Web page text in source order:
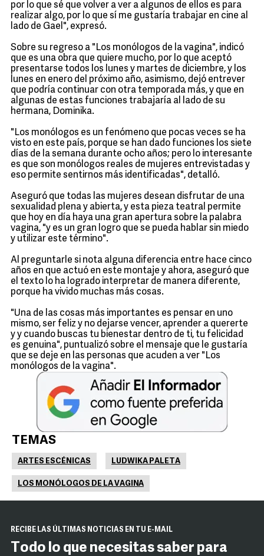
por lo que sé que volver a ver a algunos de ellos es para
realizar algo, por lo que sí me gustaría trabajar en cine al
lado de Gael", expresó.
Sobre su regreso a "Los monólogos de la vagina", indicó
que es una obra que quiere mucho, por lo que aceptó
presentarse todos los lunes y martes de diciembre, y los
lunes en enero del próximo año, asimismo, dejó entrever
que podría continuar con otra temporada más, y que en
algunas de estas funciones trabajaría al lado de su
hermana, Dominika.
"Los monólogos es un fenómeno que pocas veces se ha
visto en este país, porque se han dado funciones los siete
días de la semana durante ocho años; pero lo interesante
es que son monólogos reales de mujeres entrevistadas y
eso permite sentirnos más identificadas", detalló.
Aseguró que todas las mujeres desean disfrutar de una
sexualidad plena y abierta, y esta pieza teatral permite
que hoy en día haya una gran apertura sobre la palabra
vagina, "y es un gran logro que se pueda hablar sin miedo
y utilizar este término".
Al preguntarle si nota alguna diferencia entre hace cinco
años en que actuó en este montaje y ahora, aseguró que
el texto lo ha logrado interpretar de manera diferente,
porque ha vivido muchas más cosas.
"Una de las cosas más importantes es pensar en uno
mismo, ser feliz y no dejarse vencer, aprender a quererte
y y cuando buscas tu bienestar dentro de ti, tu felicidad
es genuina", puntualizó sobre el mensaje que le gustaría
que se deje en las personas que acuden a ver "Los
monólogos de la vagina".
TEMAS
ARTES ESCÉNICAS LUDWIKA PALETA
LOS MONÓLOGOS DE LA VAGINA
RECIBE LAS ÚLTIMAS NOTICIAS EN TU E-MAIL
Todo lo que necesitas saber para